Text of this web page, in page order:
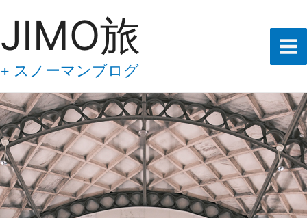
を
ス
ッ
プ
JIMO旅
+ スノーマンブログ
な
ー
ア
ド
レ
ス
を
入
力
し
て